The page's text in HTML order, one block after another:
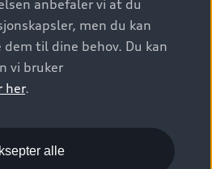
Rights Reserved.
anbefaler vi at du
men du kan
til dine behov. Du kan
vi bruker
her.
alle